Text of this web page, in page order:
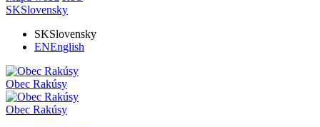
SKSlovensky
SKSlovensky
ENEnglish
Obec Rakúsy
Obec Rakúsy